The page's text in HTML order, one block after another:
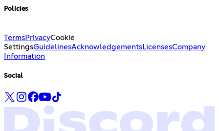
Policies
TermsPrivacyCookie
SettingsGuidelinesAcknowledgementsLicensesCompany
Information
Social